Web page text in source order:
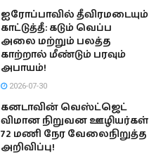
ஐரோப்பாவில் தீவிரமடையும்
காட்டுத்தீ: கடும் வெப்ப
அலை மற்றும் பலத்த
காற்றால் மீண்டும் பரவும்
அபாயம்!
2026-07-30
கனடாவின் வெஸ்ட்ஜெட்
விமான நிறுவன ஊழியர்கள்
72 மணி நேர வேலைநிறுத்த
அறிவிப்பு!